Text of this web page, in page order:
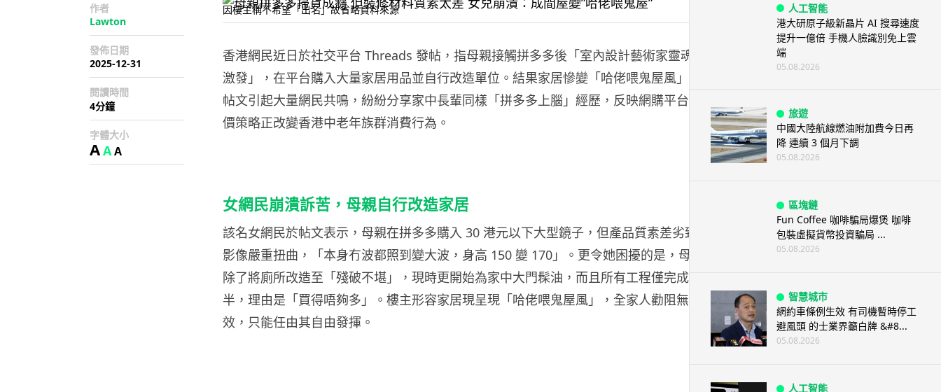
作者
Lawton
發佈日期
2025-12-31
閱讀時間
4分鐘
字體大小
AAA
因樓主稱不希望「出名」故省略資料來源
香港網民近日於社交平台 Threads 發帖，指母親接觸拼多多後「室內設計藝術家靈魂被
激發」，在平台購入大量家居用品並自行改造單位。結果家居慘變「哈佬喂鬼屋風」。
帖文引起大量網民共鳴，紛紛分享家中長輩同樣「拼多多上腦」經歷，反映網購平台低
價策略正改變香港中老年族群消費行為。
女網民崩潰訴苦，母親自行改造家居
該名女網民於帖文表示，母親在拼多多購入 30 港元以下大型鏡子，但產品質素差劣致
影像嚴重扭曲，「本身冇波都照到變大波，身高 150 變 170」。更令她困擾的是，母親
除了將廁所改造至「殘破不堪」，現時更開始為家中大門髹油，而且所有工程僅完成一
半，理由是「買得唔夠多」。樓主形容家居現呈現「哈佬喂鬼屋風」，全家人勸阻無
效，只能任由其自由發揮。
人工智能
港大研原子級新晶片 AI 搜尋速度
提升一億倍 手機人臉識別免上雲
端
05.08.2026
旅遊
中國大陸航線燃油附加費今日再
降 連續 3 個月下調
05.08.2026
區塊鏈
Fun Coffee 咖啡騙局爆煲 咖啡
包裝虛擬貨幣投資騙局 ...
05.08.2026
智慧城市
網約車條例生效 有司機暫時停工
避風頭 的士業界籲白牌 &#8...
05.08.2026
人工智能